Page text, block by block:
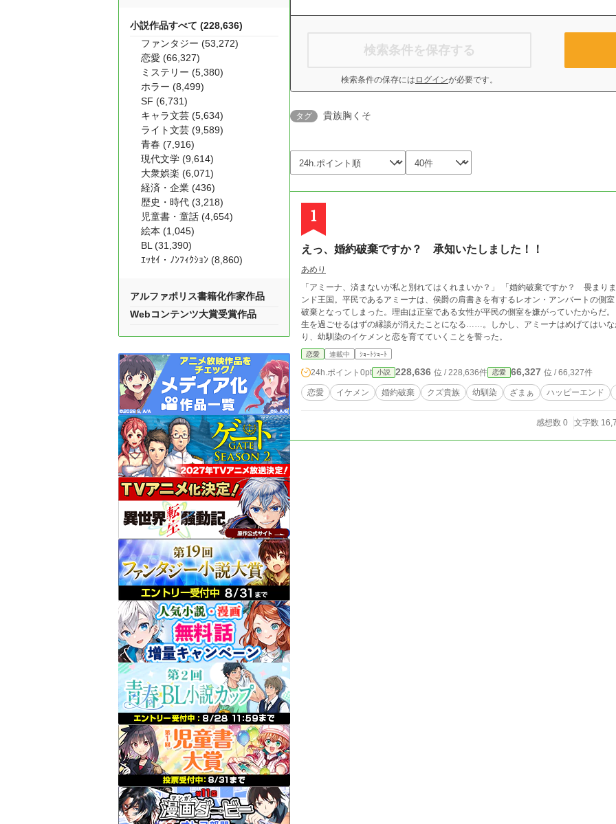
検索条件を保存する
検索条件の保存には ログインが必要です。
タグ 貴族胸くそ
1
えっ、婚約破棄ですか？ 承知いたしました！！
あめり
「アミーナ、済まないが私と別れてはくれまいか？」 「婚約破棄ですか？ 畏まりました」 一夫多妻制が認められた国家、ローラ
ンド王国。平民であるアミーナは、侯爵の肩書きを有するレオン・アンバートの側
破棄となってしまった。理由は正室である女性が平民の側室を嫌がっていたからだ。 貧しい家庭であったアミーナからすれば、一
生を過ごせるはずの縁談が消えたことになる……。しかし、アミーナはめげてはい
り、幼馴染のイケメンと恋を育てていくことを誓った。
恋愛 連載中 ｼｮｰﾄｼｮｰﾄ
24h.ポイント 0pt 小説 228,636 位 / 228,636件 恋愛 66,327 位 / 66,327件
恋愛 イケメン 婚約破棄 クズ貴族 幼馴染 ざまぁ ハッピーエンド
感想数 0 文字数
小説作品すべて (228,636)
ファンタジー (53,272)
恋愛 (66,327)
ミステリー (5,380)
ホラー (8,499)
SF (6,731)
キャラ文芸 (5,634)
ライト文芸 (9,589)
青春 (7,916)
現代文学 (9,614)
大衆娯楽 (6,071)
経済・企業 (436)
歴史・時代 (3,218)
児童書・童話 (4,654)
絵本 (1,045)
BL (31,390)
ｴｯｾｲ・ﾉﾝﾌｨｸｼｮﾝ (8,860)
アルファポリス書籍化作家作品
Webコンテンツ大賞受賞作品